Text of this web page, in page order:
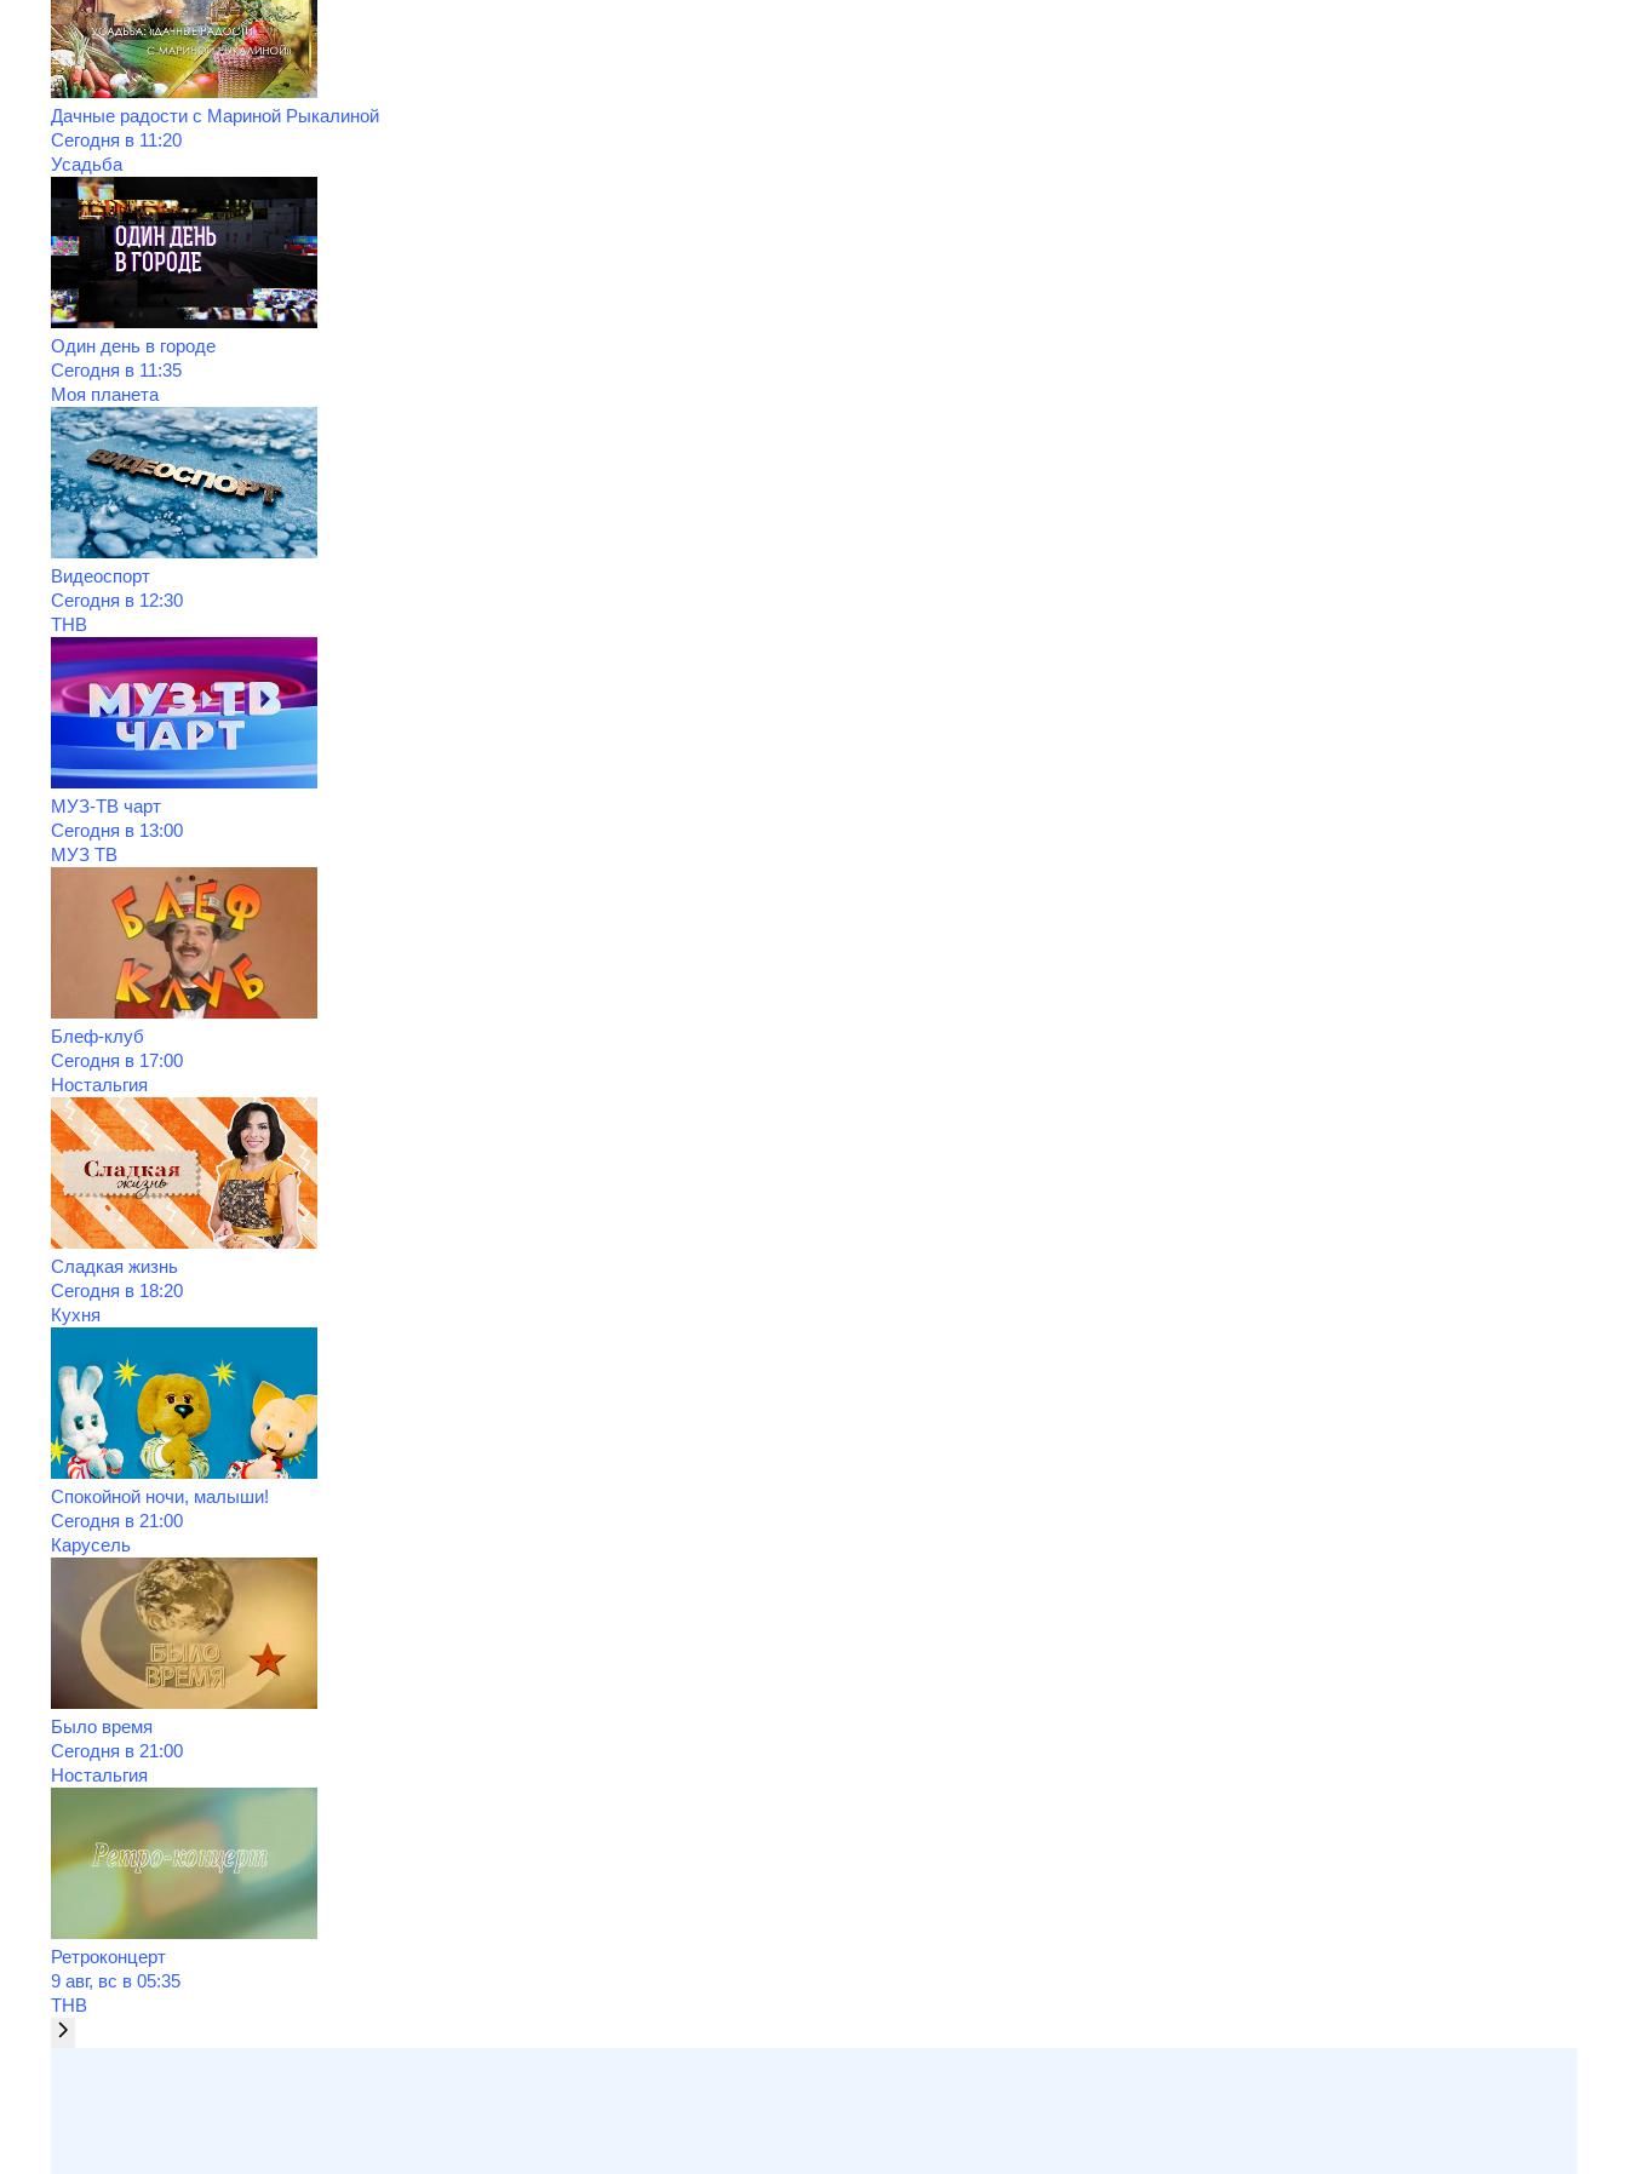
Дачные радости с Мариной Рыкалиной
Сегодня в 11:20
Усадьба
Один день в городе
Сегодня в 11:35
Моя планета
Видеоспорт
Сегодня в 12:30
ТНВ
МУЗ-ТВ чарт
Сегодня в 13:00
МУЗ ТВ
Блеф-клуб
Сегодня в 17:00
Ностальгия
Сладкая жизнь
Сегодня в 18:20
Кухня
Спокойной ночи, малыши!
Сегодня в 21:00
Карусель
Было время
Сегодня в 21:00
Ностальгия
Ретроконцерт
9 авг, вс в 05:35
ТНВ